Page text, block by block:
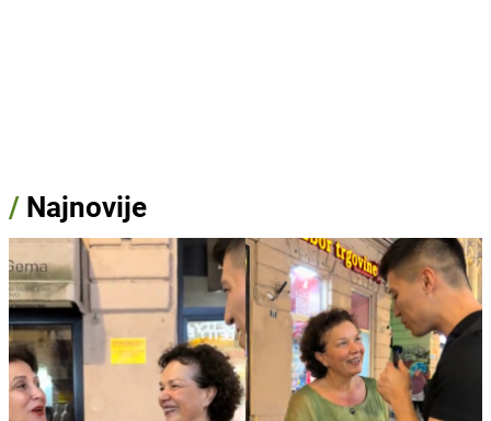
/ Najnovije